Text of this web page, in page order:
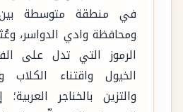
في منطقة متوسطة
ومحافظة وادي الدواسر،
الرموز التي تدل على
الخيول واقتناء الكلاب
والتزين بالخناجر